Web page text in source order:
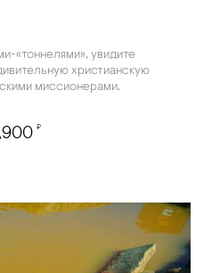
«тоннелями», увидите
христианскую
миссионерами.
₽